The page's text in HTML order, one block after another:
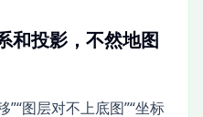
和投影，不然地图
图层对不上底图”“坐标